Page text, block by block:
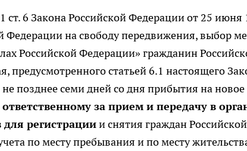
ст. 6 Закона Российской Федерации от 25
Федерации на свободу передвижения, выбор
Российской Федерации» гражданин
предусмотренного статьей 6.1 настоящего
позднее семи дней со дня прибытия на
за прием и передачу в
регистрациии снятия граждан
по месту пребывания и по месту